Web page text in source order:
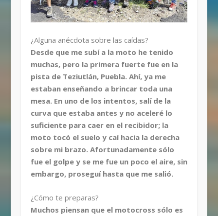
¿Alguna anécdota sobre las caídas?
Desde que me subí a la moto he tenido
muchas, pero la primera fuerte fue en la
pista de Teziutlán, Puebla. Ahí, ya me
estaban enseñando a brincar toda una
mesa. En uno de los intentos, salí de la
curva que estaba antes y no aceleré lo
suficiente para caer en el recibidor; la
moto tocó el suelo y caí hacia la derecha
sobre mi brazo. Afortunadamente sólo
fue el golpe y se me fue un poco el aire, sin
embargo, proseguí hasta que me salió.
¿Cómo te preparas?
Muchos piensan que el motocross sólo es